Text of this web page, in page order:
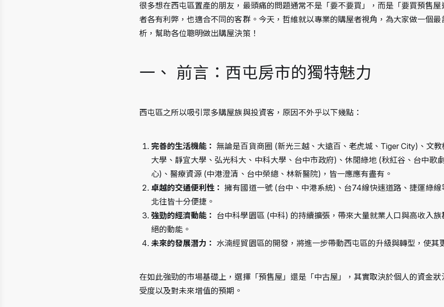
很多想在西屯區置產的朋友，最頭痛的問題通常不是「要不要買」，而是「要買預售
者各有利弊，也適合不同的客群。今天，哲維就以專業的購屋者視角，為大家做一個
析，幫助各位聰明做出購屋決策！
一、 前言：西屯房市的獨特魅力
西屯區之所以吸引眾多購屋族與投資客，原因不外乎以下幾點：
完善的生活機能： 無論是百貨商圈 (新光三越、大遠百、老虎城、Tiger City)、文
大學、靜宜大學、弘光科大、中科大學、台中市政府)、休閒綠地 (秋紅谷、台中歌
心)、醫療資源 (中港澄清、台中榮總、林新醫院)，皆一應應有盡有。
卓越的交通便利性： 擁有國道一號 (台中、中港系統)、台74線快速道路、捷運綠
北往皆十分便捷。
強勁的經濟動能： 台中科學園區 (中科) 的持續擴張，帶來大量就業人口與高收入
絕的動能。
未來的發展潛力： 水湳經貿園區的開發，將進一步帶動西屯區的升級與轉型，使其
在如此強勁的市場基礎上，選擇「預售屋」還是「中古屋」，其實取決於個人的資金
受度以及對未來增值的預期。